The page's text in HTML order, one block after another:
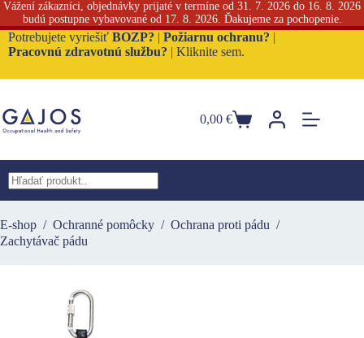
Vážení zákazníci, objednávky prijaté v termíne od 31. 7. 2026 do 16. 8. 2026
budú postupne vybavované od 17. 8. 2026. Ďakujeme za pochopenie.
Skip
to
Potrebujete vyriešiť BOZP? | Požiarnu ochranu? |
Pracovnú zdravotnú službu? | Kliknite sem.
Nákupný
0,00€
E-shop / Ochranné pomôcky / Ochrana proti pádu /
Zachytávač pádu